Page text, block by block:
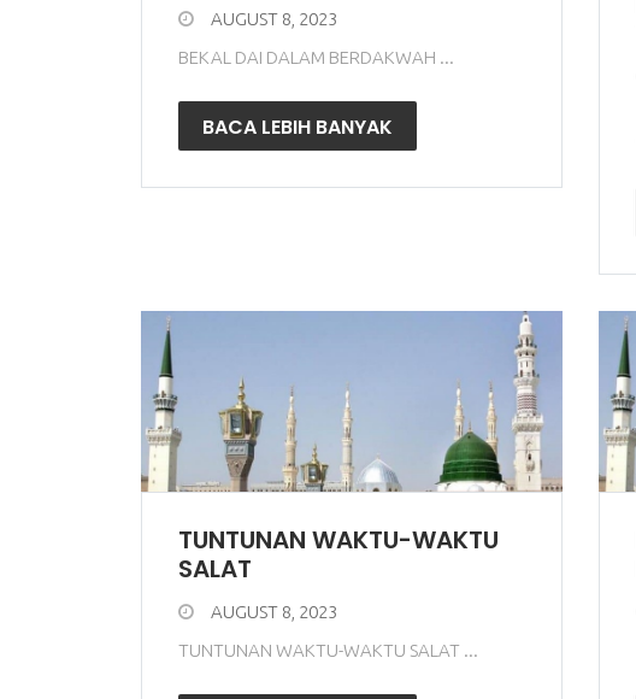
AUGUST 8, 2023
BEKAL DAI DALAM BERDAKWAH ...
BACA LEBIH BANYAK
TUNTUNAN WAKTU-WAKTU
SALAT
AUGUST 8, 2023
TUNTUNAN WAKTU-WAKTU SALAT ...